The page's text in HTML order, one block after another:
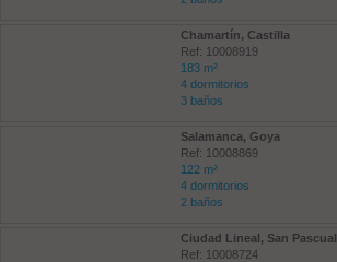
Chamartín, Castilla
Ref: 10008919
183 m²
4 dormitorios
3 baños
Salamanca, Goya
Ref: 10008869
122 m²
4 dormitorios
2 baños
Ciudad Lineal, San Pascual
Ref: 10008724